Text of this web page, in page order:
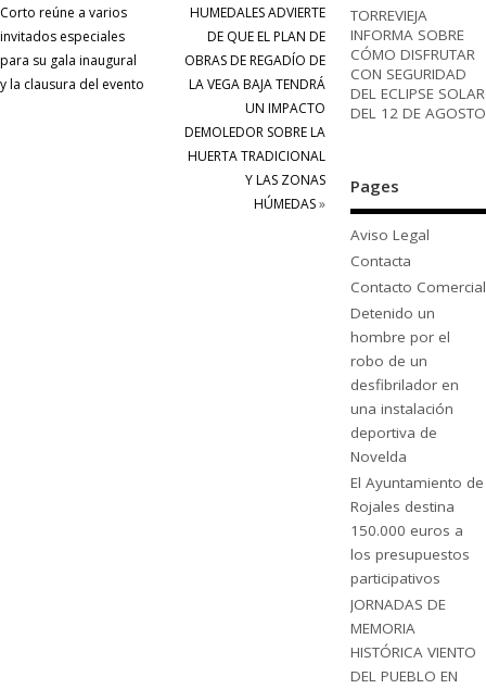
Corto reúne a varios
invitados especiales
para su gala inaugural
y la clausura del evento
HUMEDALES ADVIERTE
DE QUE EL PLAN DE
OBRAS DE REGADÍO DE
LA VEGA BAJA TENDRÁ
UN IMPACTO
DEMOLEDOR SOBRE LA
HUERTA TRADICIONAL
Y LAS ZONAS
HÚMEDAS»
TORREVIEJA
INFORMA SOBRE
CÓMO DISFRUTAR
CON SEGURIDAD
DEL ECLIPSE SOLAR
DEL 12 DE AGOSTO
Pages
Aviso Legal
Contacta
Contacto Comercial
Detenido un
hombre por el
robo de un
desfibrilador en
una instalación
deportiva de
Novelda
El Ayuntamiento de
Rojales destina
150.000 euros a
los presupuestos
participativos
JORNADAS DE
MEMORIA
HISTÓRICA VIENTO
DEL PUEBLO EN